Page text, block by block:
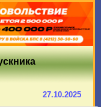
27.10.2025